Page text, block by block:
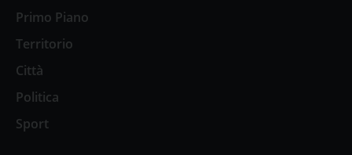
Primo Piano
Territorio
Città
Politica
Sport